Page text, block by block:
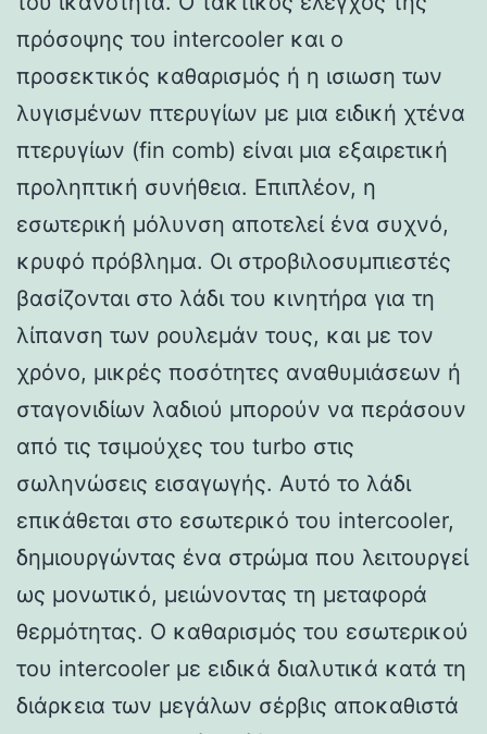
πρόσοψης του intercooler και ο
προσεκτικός καθαρισμός ή η ισιωση των
λυγισμένων πτερυγίων με μια ειδική χτένα
πτερυγίων (fin comb) είναι μια εξαιρετική
προληπτική συνήθεια. Επιπλέον, η
εσωτερική μόλυνση αποτελεί ένα συχνό,
κρυφό πρόβλημα. Οι στροβιλοσυμπιεστές
βασίζονται στο λάδι του κινητήρα για τη
λίπανση των ρουλεμάν τους, και με τον
χρόνο, μικρές ποσότητες αναθυμιάσεων ή
σταγονιδίων λαδιού μπορούν να περάσουν
από τις τσιμούχες του turbo στις
σωληνώσεις εισαγωγής. Αυτό το λάδι
επικάθεται στο εσωτερικό του intercooler,
δημιουργώντας ένα στρώμα που λειτουργεί
ως μονωτικό, μειώνοντας τη μεταφορά
θερμότητας. Ο καθαρισμός του εσωτερικού
του intercooler με ειδικά διαλυτικά κατά τη
διάρκεια των μεγάλων σέρβις αποκαθιστά